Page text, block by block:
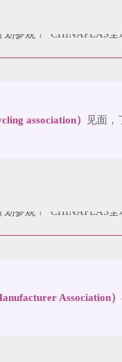
association） 见面，
Association）